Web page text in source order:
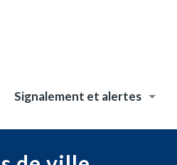
Signalement et alertes